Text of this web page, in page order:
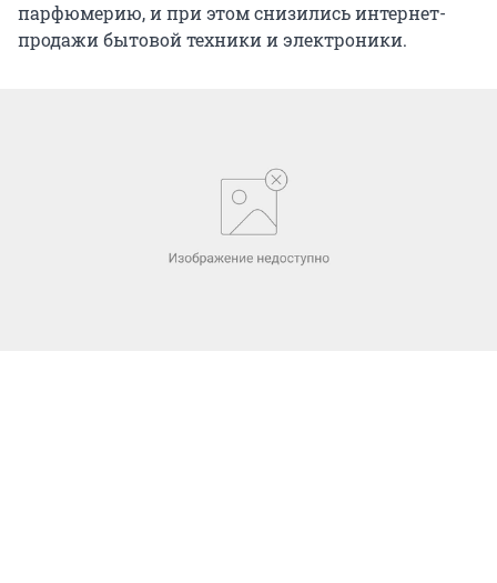
парфюмерию, и при этом снизились интернет-
продажи бытовой техники и электроники.